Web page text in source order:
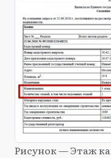
Рисунок — Этаж